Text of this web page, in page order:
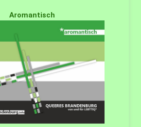
Aromantisch